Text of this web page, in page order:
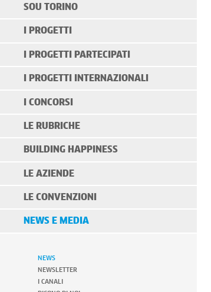
SOU TORINO
I PROGETTI
I PROGETTI PARTECIPATI
I PROGETTI INTERNAZIONALI
I CONCORSI
LE RUBRICHE
BUILDING HAPPINESS
LE AZIENDE
LE CONVENZIONI
NEWS E MEDIA
NEWS
NEWSLETTER
I CANALI